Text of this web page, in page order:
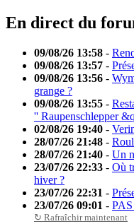
En direct du
09/08/26 13:58 -
09/08/26 13:57 -
09/08/26 13:56 -
grange ?
09/08/26 13:55 -
'' Raupenschlepper
02/08/26 19:40 -
28/07/26 21:48 -
28/07/26 21:40 - Un
23/07/26 22:33 - Où
hiver ?
23/07/26 22:31 -
23/07/26 09:01 -
↻ Rafraîchir maintenant